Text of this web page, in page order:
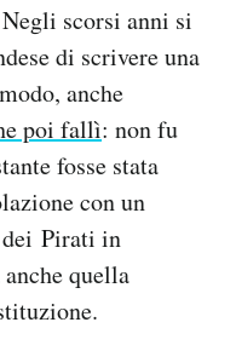
scorsi anni si
di scrivere una
anche
poi fallì: non fu
fosse stata
con un
dei Pirati in
quella